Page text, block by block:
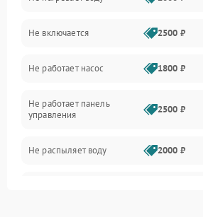
Нагрев
Вода
Гигиена
Программное обеспечение
Не включается 2500 ₽
Не работает насос 1800 ₽
Не работает панель
управления
2500 ₽
Не распыляет воду 2000 ₽